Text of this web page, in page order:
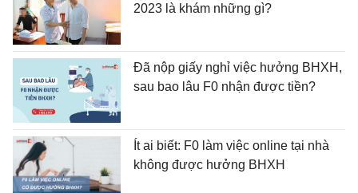
2023 là khám những gì?
Đã nộp giấy nghỉ việc hưởng BHXH,
sau bao lâu F0 nhận được tiền?
Ít ai biết: F0 làm việc online tại nhà
không được hưởng BHXH